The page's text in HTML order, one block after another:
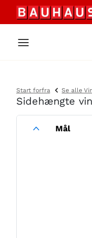
Start forfra Se alle
Sidehængte
Mål